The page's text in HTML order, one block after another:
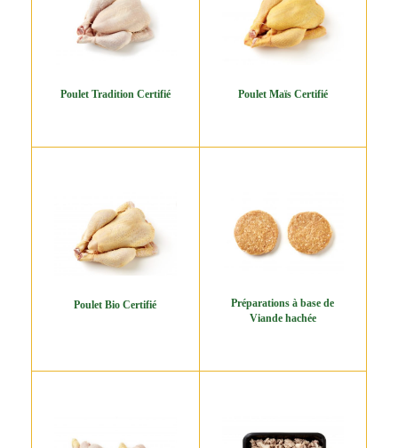
Poulet Tradition Certifié Poulet Maïs Certifié
Poulet Bio Certifié
Préparations à base de
Viande hachée